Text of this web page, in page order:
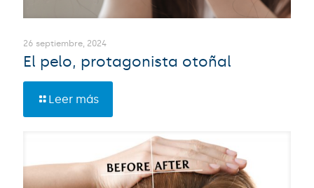
26 septiembre, 2024
El pelo, protagonista otoñal
Leer más